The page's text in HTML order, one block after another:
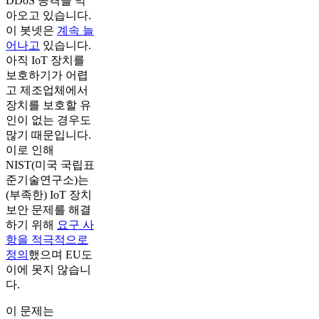
아오고 있습니다.
이 봇넷은 계속 늘
어나고 있습니다.
아직 IoT 장치를
보호하기가 어렵
고 제조업체에서
장치를 보호할 유
인이 없는 경우도
많기 때문입니다.
이로 인해
NIST(미국 국립표
준기술연구소)는
(부족한) IoT 장치
보안 문제를 해결
하기 위해 요구 사
항을 적극적으로
정의 했으며 EU도
이에 못지 않습니
다.
이 문제는